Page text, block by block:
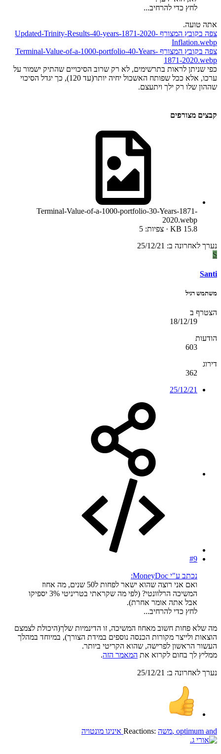
לחץ כדי להרחיב...
אתה טועה.
צפה בקובץ המצורף Updated-Trinity-Results-40-years-1871-2020-
Inflation.webp
צפה בקובץ המצורף Terminal-Value-of-a-1000-portfolio-40-Years-
1871-2020.webp
כפי שניתן לראות בתרשימים, לא רק שרוב הסיכויים שהתיק ישמור על
ערכו, אלא ככל שפותח האשכול יחיה יותר(עד 120), כך יגדל הסיכוי
שההון שלו רק ילך ויתעצם.
קבצים מצורפים
Terminal-Value-of-a-1000-portfolio-30-Years-1871-
2020.webp
KB 15.8 · צפיות: 5
נערך לאחרונה ב: 25/12/21
S
Santi
משתמש רגיל
הצטרף ב
18/12/19
הודעות
603
דירוג
362
25/12/21
#9
נכתב ע"י MoneyDoc:
ואם אני רוצה שהוא ישאר לפחות ל50 שנים, מה אחוז
המשיכה הרלוונטי? (לפי מה שקראתי בטריניטי 3% יספיקו
אבל אתה אומר אחרת).
לחץ כדי להרחיב...
מה שלא פחות חשוב מאחוז המשיכה, זו הדינמיות שלך(היכולת לצמצם
הוצאות ולייצר מקורות הכנסה נוספים במידת הצורך), במיוחד במהלך
העשור הראשון לפרישה, שהוא הקריטי ביותר.
ממליץ לך בחום לקרוא את המאמר הזה.
נערך לאחרונה ב: 25/12/21
Reactions: משה, optimum and איניגו מונטויה